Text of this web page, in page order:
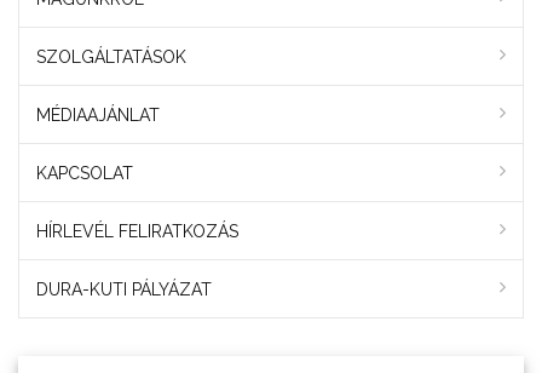
SZOLGÁLTATÁSOK
MÉDIAAJÁNLAT
KAPCSOLAT
HÍRLEVÉL FELIRATKOZÁS
DURA-KUTI PÁLYÁZAT